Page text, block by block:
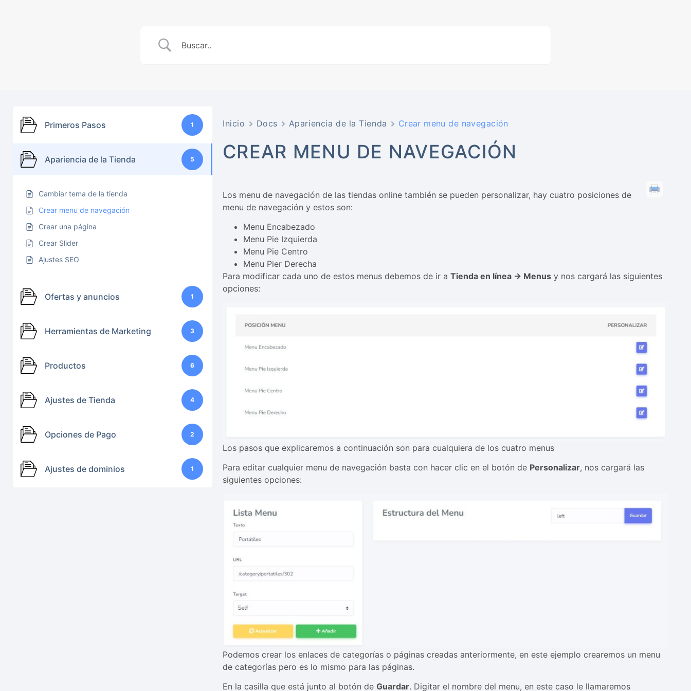
Primeros Pasos 1
Apariencia de la Tienda 5
Cambiar tema de la tienda
Crear menu de navegación
Crear una página
Crear Slider
Ajustes SEO
Ofertas y anuncios 1
Herramientas de Marketing 3
Productos 6
Ajustes de Tienda 4
Opciones de Pago 2
Ajustes de dominios 1
Inicio Docs Apariencia de la Tienda Crear menu de navegación
CREAR MENU DE NAVEGACIÓN
Los menu de navegación de las tiendas online también se pueden personalizar, hay cuatro posiciones de
menu de navegación y estos son:
Menu Encabezado
Menu Pie Izquierda
Menu Pie Centro
Menu Pier Derecha
Para modificar cada uno de estos menus debemos de ir aTienda en línea -> Menus y nos cargará las siguientes
opciones:
Los pasos que explicaremos a continuación son para cualquiera de los cuatro menus
Para editar cualquier menu de navegación basta con hacer clic en el botón de Personalizar, nos cargará las
siguientes opciones:
Podemos crear los enlaces de categorías o páginas creadas anteriormente, en este ejemplo crearemos un menu
de categorías pero es lo mismo para las páginas.
En la casilla que está junto al botón deGuardar. Digitar el nombre del menu, en este caso le llamaremos